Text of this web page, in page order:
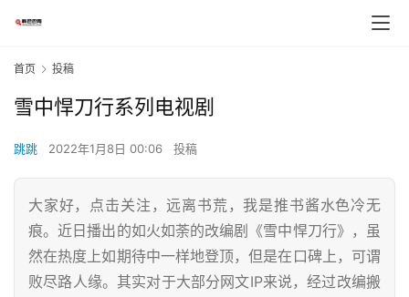
首页 投稿
雪中悍刀行系列电视剧
跳跳 2022年1月8日 00:06 投稿
大家好，点击关注，远离书荒，我是推书酱水色冷无
痕。近日播出的如火如荼的改编剧《雪中悍刀行》，虽
然在热度上如期待中一样地登顶，但是在口碑上，可谓
败尽路人缘。其实对于大部分网文IP来说，经过改编搬